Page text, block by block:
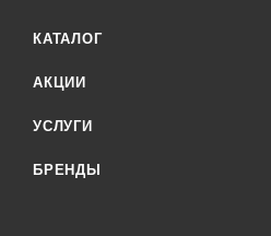
КАТАЛОГ
АКЦИИ
УСЛУГИ
БРЕНДЫ